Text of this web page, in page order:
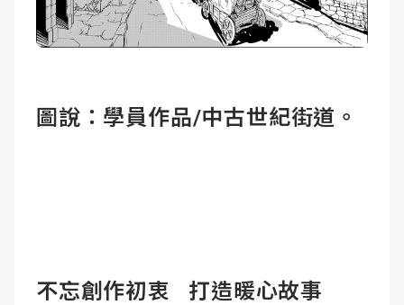
圖說： 學員作品/中古世紀街道。
不忘創作初衷 打造暖心故事